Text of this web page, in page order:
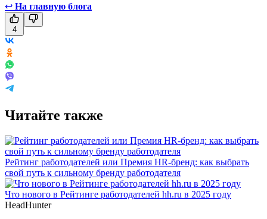
↩ На главную блога
4
Читайте также
Рейтинг работодателей или Премия HR-бренд: как выбрать
свой путь к сильному бренду работодателя
Что нового в Рейтинге работодателей hh.ru в 2025 году
HeadHunter